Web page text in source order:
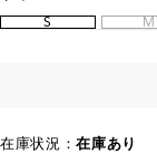
S
M
在庫状況：在庫あり